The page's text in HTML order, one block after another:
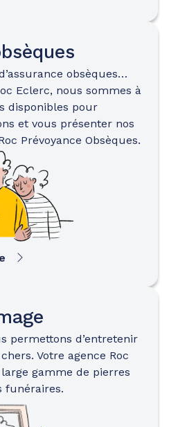
obsèques…
Eclerc, nous sommes à
disponibles pour
et vous présenter nos
Prévoyance Obsèques.
permettons d’entretenir
Votre agence Roc
gamme de pierres
funéraires.